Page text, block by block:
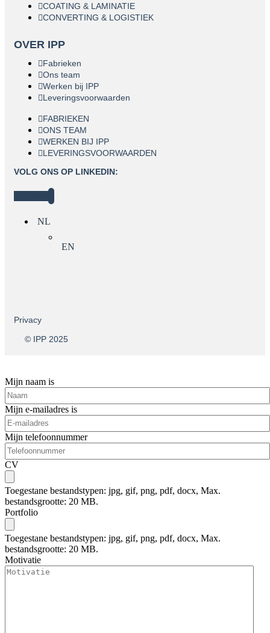
COATING & LAMINATIE
CONVERTING & LOGISTIEK
OVER IPP
Fabrieken
Ons team
Werken bij IPP
Leveringsvoorwaarden
FABRIEKEN
ONS TEAM
WERKEN BIJ IPP
LEVERINGSVOORWAARDEN
VOLG ONS OP LINKEDIN:
NL
EN
Privacy
© IPP 2025
Mijn naam is
Mijn e-mailadres is
Mijn telefoonnummer
CV
Toegestane bestandstypen: jpg, gif, png, pdf, docx, Max.
bestandsgrootte: 20 MB.
Portfolio
Toegestane bestandstypen: jpg, gif, png, pdf, docx, Max.
bestandsgrootte: 20 MB.
Motivatie